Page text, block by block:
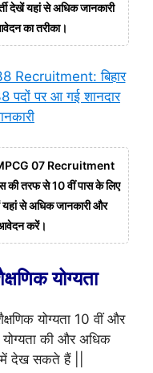
देखें यहां से अधिक जानकारी
का तरीका।
Recruitment: बिहार
पदों पर आ गई शानदार
07 Recruitment
तरफ से 10 वीं पास के लिए
से अधिक जानकारी और
करें।
योग्यता
योग्यता 10 वीं और
योग्यता की और अधिक
देख सकते हैं ||